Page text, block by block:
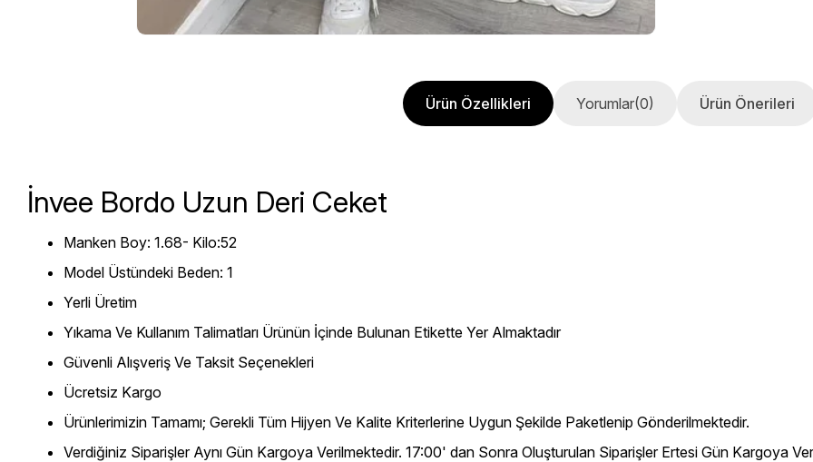
Ürün Özellikleri Yorumlar(0) Ürün Önerileri
İnvee Bordo Uzun Deri Ceket
Manken Boy: 1.68- Kilo:52
Model Üstündeki Beden: 1
Yerli Üretim
Yıkama Ve Kullanım Talimatları Ürünün İçinde Bulunan Etikette Yer Almaktadır
Güvenli Alışveriş Ve Taksit Seçenekleri
Ücretsiz Kargo
Ürünlerimizin Tamamı; Gerekli Tüm Hijyen Ve Kalite Kriterlerine Uygun Şekilde Paketlenip Gönderilmektedir.
Verdiğiniz Siparişler Aynı Gün Kargoya Verilmektedir. 17:00' dan Sonra Oluşturulan Siparişler Ertesi Gün Kargoya